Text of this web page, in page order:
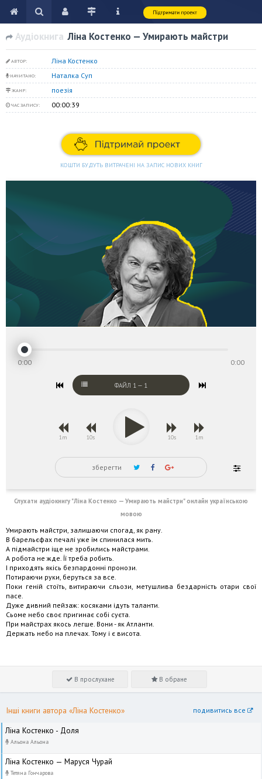
Аудіокнига Ліна Костенко — Умирають майстри
АВТОР: Ліна Костенко
НАЧИТАНО: Наталка Суп
ЖАНР: поезія
ЧАС ЗАПИСУ: 00:00:39
КОШТИ БУДУТЬ ВИТРАЧЕНІ НА ЗАПИС НОВИХ КНИГ
0:00 0:00
ФАЙЛ 1 — 1
1m 10s 10s 1m
зберегти
Слухати аудіокнигу "Ліна Костенко — Умирають майстри" онлайн українською
мовою
Умирають майстри, залишаючи спогад, як рану.
В барельєфах печалі уже їм спинилася мить.
А підмайстри іще не зробились майстрами.
А робота не жде. Її треба робить.
І приходять якісь безпардонні пронози.
Потираючи руки, беруться за все.
Поки геній стоїть, витираючи сльози, метушлива бездарність отари свої
пасе.
Дуже дивний пейзаж: косяками ідуть таланти.
Сьоме небо своє пригинає собі суєта.
При майстрах якось легше. Вони - як Атланти.
Держать небо на плечах. Тому і є висота.
В прослухане В обране
Інші книги автора «Ліна Костенко» подивитись все
Ліна Костенко - Доля
Альона Альона
Ліна Костенко — Маруся Чурай
Тетяна Гончарова